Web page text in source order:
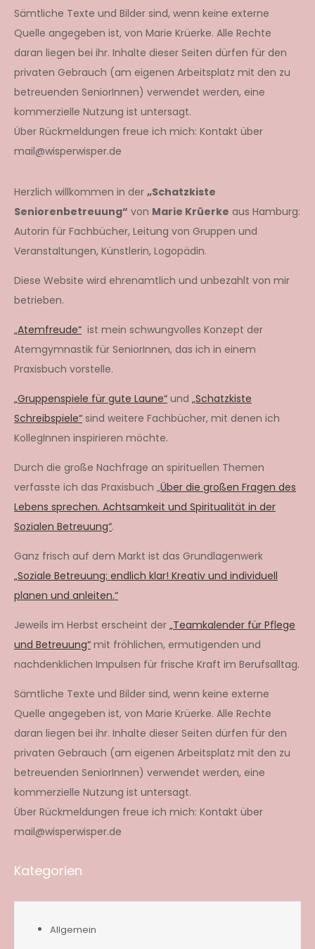
Sämtliche Texte und Bilder sind, wenn keine externe
Quelle angegeben ist, von Marie Krüerke. Alle Rechte
daran liegen bei ihr. Inhalte dieser Seiten dürfen für den
privaten Gebrauch (am eigenen Arbeitsplatz mit den zu
betreuenden SeniorInnen) verwendet werden, eine
kommerzielle Nutzung ist untersagt.
Über Rückmeldungen freue ich mich: Kontakt über
mail@wisperwisper.de
Herzlich willkommen in der „Schatzkiste
Seniorenbetreuung“ von Marie Krüerke aus Hamburg:
Autorin für Fachbücher, Leitung von Gruppen und
Veranstaltungen, Künstlerin, Logopädin.
Diese Website wird ehrenamtlich und unbezahlt von mir
betrieben.
„Atemfreude“ ist mein schwungvolles Konzept der
Atemgymnastik für SeniorInnen, das ich in einem
Praxisbuch vorstelle.
„Gruppenspiele für gute Laune“ und „Schatzkiste
Schreibspiele“ sind weitere Fachbücher, mit denen ich
KollegInnen inspirieren möchte.
Durch die große Nachfrage an spirituellen Themen
verfasste ich das Praxisbuch „Über die großen Fragen des
Lebens sprechen. Achtsamkeit und Spiritualität in der
Sozialen Betreuung“.
Ganz frisch auf dem Markt ist das Grundlagenwerk
„Soziale Betreuung: endlich klar! Kreativ und individuell
planen und anleiten.“
Jeweils im Herbst erscheint der „Teamkalender für Pflege
und Betreuung“ mit fröhlichen, ermutigenden und
nachdenklichen Impulsen für frische Kraft im Berufsalltag.
Sämtliche Texte und Bilder sind, wenn keine externe
Quelle angegeben ist, von Marie Krüerke. Alle Rechte
daran liegen bei ihr. Inhalte dieser Seiten dürfen für den
privaten Gebrauch (am eigenen Arbeitsplatz mit den zu
betreuenden SeniorInnen) verwendet werden, eine
kommerzielle Nutzung ist untersagt.
Über Rückmeldungen freue ich mich: Kontakt über
mail@wisperwisper.de
Kategorien
Allgemein